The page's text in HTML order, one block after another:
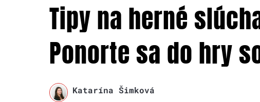
Tipy na herné
Ponorte sa do hry
Katarína Šimková